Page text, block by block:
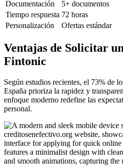
Documentación 5+ documentos
Tiempo respuesta 72 horas
Personalización
Ofertas estándar
Ventajas de Solicitar
Fintonic
Según estudios recientes, el 73% de
España prioriza la rapidez y
enfoque moderno redefine las
personal.